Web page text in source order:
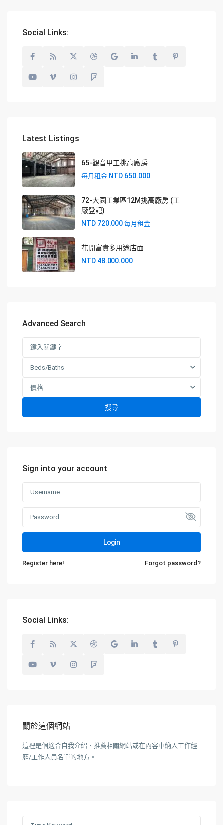
Social Links:
Latest Listings
65-觀音甲工挑高廠房
每月租金 NTD 650.000
72-大園工業區12M挑高廠房 (工
廠登記)
NTD 720.000 每月租金
花開富貴多用途店面
NTD 48.000.000
Advanced Search
Beds/Baths
價格
搜尋
Sign into your account
Login
Register here! Forgot password?
Social Links:
關於這個網站
這裡是個適合自我介紹、推薦相關網站或在內容中納入工作經
歷/工作人員名單的地方。